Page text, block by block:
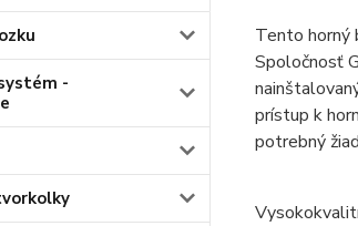
-
Tento horný
Spoločnosť
prístup k
potrebný